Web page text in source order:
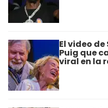
El video
Puig que
viral en la